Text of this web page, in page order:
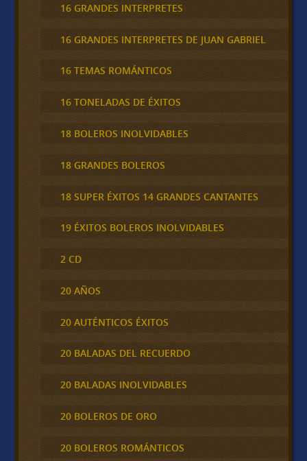
16 GRANDES INTERPRETES
16 GRANDES INTERPRETES DE JUAN GABRIEL
16 TEMAS ROMÁNTICOS
16 TONELADAS DE ÉXITOS
18 BOLEROS INOLVIDABLES
18 GRANDES BOLEROS
18 SUPER ÉXITOS 14 GRANDES CANTANTES
19 ÉXITOS BOLEROS INOLVIDABLES
2 CD
20 AÑOS
20 AUTÉNTICOS ÉXITOS
20 BALADAS DEL RECUERDO
20 BALADAS INOLVIDABLES
20 BOLEROS DE ORO
20 BOLEROS ROMÁNTICOS